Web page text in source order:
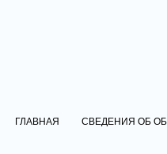
ГЛАВНАЯ СВЕДЕНИЯ ОБ